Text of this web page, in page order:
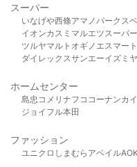
スーパー
いなげや西條アマノパークス
イオンカスミ マルエツスーパ
ツルヤマルト オギノ エスマート
ダイレックスサンエーイズミヤ
ホームセンター
島忠 コメリ ナフコ コーナンカ
ジョイフル本田
ファッション
ユニクロ しまむら アベイル